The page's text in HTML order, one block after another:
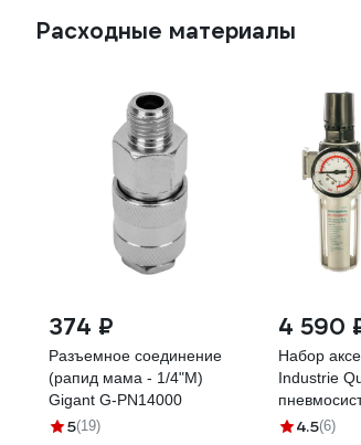
Расходные материалы
374 ₽
Разъемное соединение
(рапид мама - 1/4"M)
Gigant G-PN14000
5(19)
4 590
Набор
Industrie
4.5(6)